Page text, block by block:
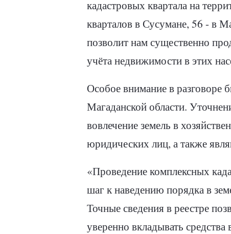
кадастровых квартала на
кварталов в Сусумане, 56 - в
позволит нам существенно
учёта недвижимости в этих
Особое внимание в разговоре
Магаданской области.
вовлечение земель в
юридических лиц, а также
«Проведение комплексных
шаг к наведению порядка в
Точные сведения в реестре
уверенно вкладывать